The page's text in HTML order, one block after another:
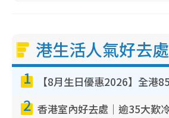
港生活人氣好去處
1
2